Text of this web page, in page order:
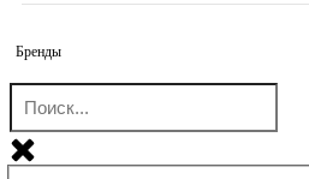
Бренды